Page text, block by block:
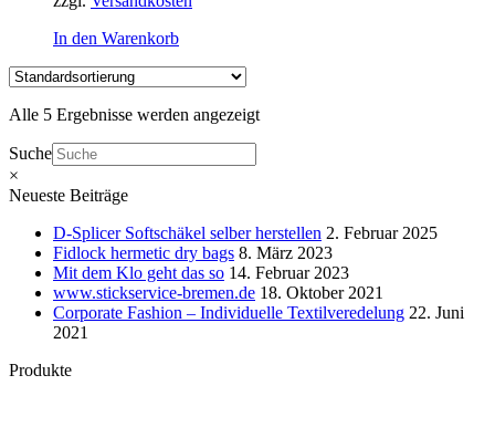
In den Warenkorb
Alle 5 Ergebnisse werden angezeigt
Suche
×
Neueste Beiträge
D-Splicer Softschäkel selber herstellen 2. Februar 2025
Fidlock hermetic dry bags 8. März 2023
Mit dem Klo geht das so 14. Februar 2023
www.stickservice-bremen.de 18. Oktober 2021
Corporate Fashion – Individuelle Textilveredelung 22. Juni
2021
Produkte